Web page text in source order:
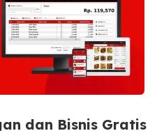
dan Bisnis Gratis